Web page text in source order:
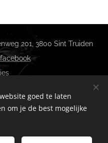
201, 3800 Sint Truiden
facebook
Français
goed te laten
om je de best mogelijke